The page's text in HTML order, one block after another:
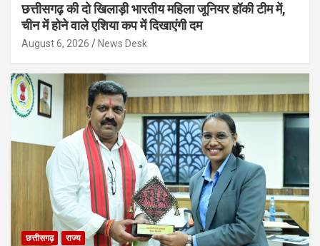
छत्तीसगढ़ की दो खिलाड़ी भारतीय महिला जूनियर हॉकी टीम में,
चीन में होने वाले एशिया कप में दिखाएंगी दम
August 6, 2026 News Desk
छत्तीसगढ़ राज्य